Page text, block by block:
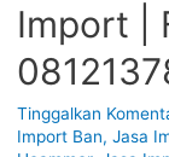
Import |
Tinggalkan
Import Ban, Jasa